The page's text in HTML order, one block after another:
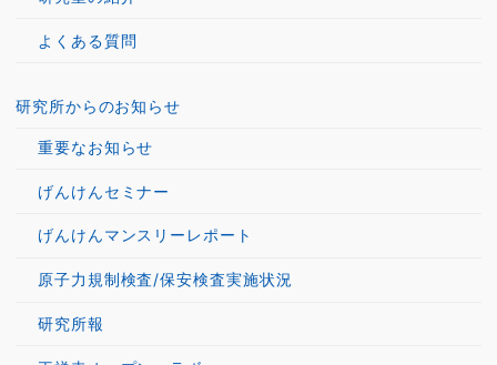
よくある質問
研究所からのお知らせ
重要なお知らせ
げんけんセミナー
げんけんマンスリーレポート
原子力規制検査/保安検査実施状況
研究所報